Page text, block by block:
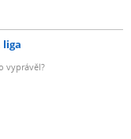
liga
vyprávěl?